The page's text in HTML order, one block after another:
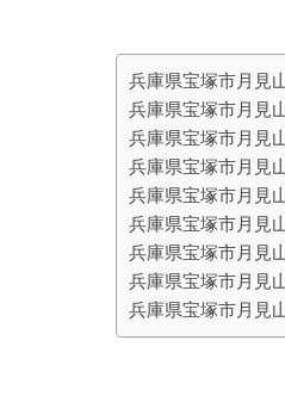
兵庫県宝塚市月見
兵庫県宝塚市月見
兵庫県宝塚市月見
兵庫県宝塚市月見
兵庫県宝塚市月見
兵庫県宝塚市月見
兵庫県宝塚市月見
兵庫県宝塚市月見
兵庫県宝塚市月見